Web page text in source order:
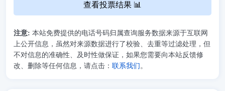
查看投票结果 📊
注意: 本站免费提供的电话号码归属查询服务数据来源于互联网
上公开信息，虽然对来源数据进行了校验、去重等过滤处理，但
不对信息的准确性、及时性做保证，如果您需要向本站反馈修
改、删除等任何信息，请点击： 联系我们 。